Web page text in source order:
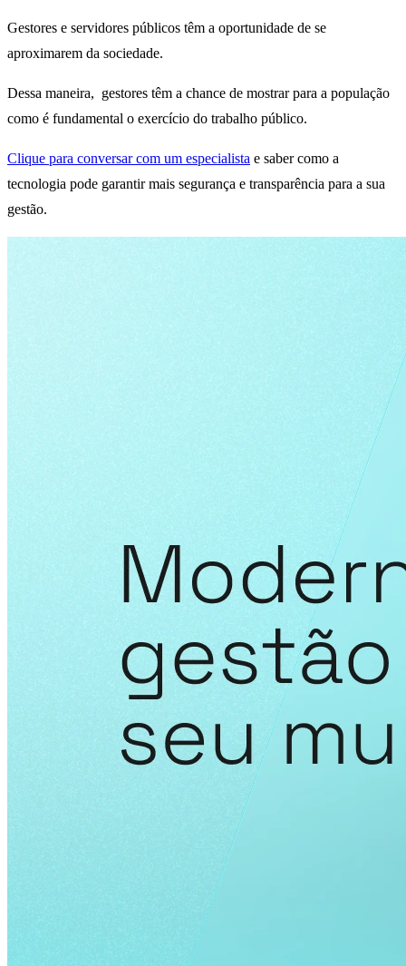
Gestores e servidores públicos têm a oportunidade de se
aproximarem da sociedade.
Dessa maneira, gestores têm a chance de mostrar para a população
como é fundamental o exercício do trabalho público.
Clique para conversar com um especialista e saber como a
tecnologia pode garantir mais segurança e transparência para a sua
gestão.